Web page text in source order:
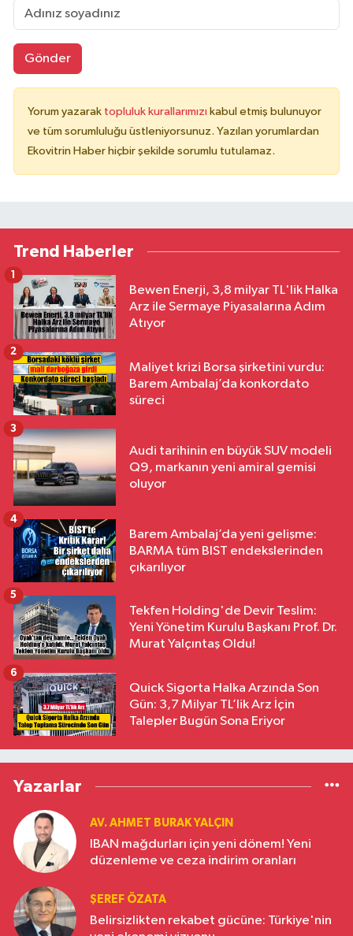
Gönder
Yorum yazarak topluluk kurallarımızı kabul etmiş bulunuyor
ve tüm sorumluluğu üstleniyorsunuz. Yazılan yorumlardan
Ekovitrin Haber hiçbir şekilde sorumlu tutulamaz.
Trend Haberler
Bewen Enerji, 3,8 milyar TL'lik Halka
Arz ile Sermaye Piyasalarına Adım
Atıyor
1
Maliyet krizi Borsa şirketini vurdu:
Barem Ambalaj’da konkordato
süreci
2
Audi tarihinin en büyük SUV modeli
Q9, markanın yeni amiral gemisi
oluyor
3
Barem Ambalaj’da yeni gelişme:
BARMA tüm BIST endekslerinden
çıkarılıyor
4
Tekfen Holding'de Devir Teslim:
Yeni Yönetim Kurulu Başkanı Prof. Dr.
Murat Yalçıntaş Oldu!
5
Quick Sigorta Halka Arzında Son
Gün: 3,7 Milyar TL’lik Arz İçin
Talepler Bugün Sona Eriyor
6
Yazarlar
AV. AHMET BURAK YALÇIN
IBAN mağdurları için yeni dönem! Yeni
düzenleme ve ceza indirim oranları
ŞEREF ÖZATA
Belirsizlikten rekabet gücüne: Türkiye'nin